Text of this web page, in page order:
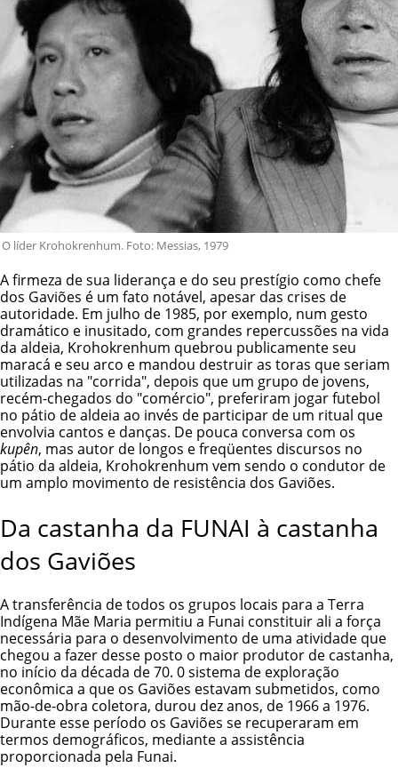
O líder Krohokrenhum. Foto: Messias, 1979
A firmeza de sua liderança e do seu prestígio como chefe
dos Gaviões é um fato notável, apesar das crises de
autoridade. Em julho de 1985, por exemplo, num gesto
dramático e inusitado, com grandes repercussões na vida
da aldeia, Krohokrenhum quebrou publicamente seu
maracá e seu arco e mandou destruir as toras que seriam
utilizadas na "corrida", depois que um grupo de jovens,
recém-chegados do "comércio", preferiram jogar futebol
no pátio de aldeia ao invés de participar de um ritual que
envolvia cantos e danças. De pouca conversa com os
kupên, mas autor de longos e freqüentes discursos no
pátio da aldeia, Krohokrenhum vem sendo o condutor de
um amplo movimento de resistência dos Gaviões.
Da castanha da FUNAI à castanha
dos Gaviões
A transferência de todos os grupos locais para a Terra
Indígena Mãe Maria permitiu a Funai constituir ali a força
necessária para o desenvolvimento de uma atividade que
chegou a fazer desse posto o maior produtor de castanha,
no início da década de 70. 0 sistema de exploração
econômica a que os Gaviões estavam submetidos, como
mão-de-obra coletora, durou dez anos, de 1966 a 1976.
Durante esse período os Gaviões se recuperaram em
termos demográficos, mediante a assistência
proporcionada pela Funai.